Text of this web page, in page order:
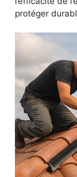
protéger